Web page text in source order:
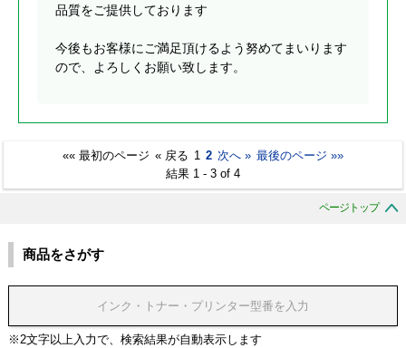
品質をご提供しております
今後もお客様にご満足頂けるよう努めてまいります
ので、よろしくお願い致します。
«« 最初のページ « 戻る 1 2 次へ » 最後のページ »»
結果 1 - 3 of 4
ページトップ
商品をさがす
※2文字以上入力で、検索結果が自動表示します